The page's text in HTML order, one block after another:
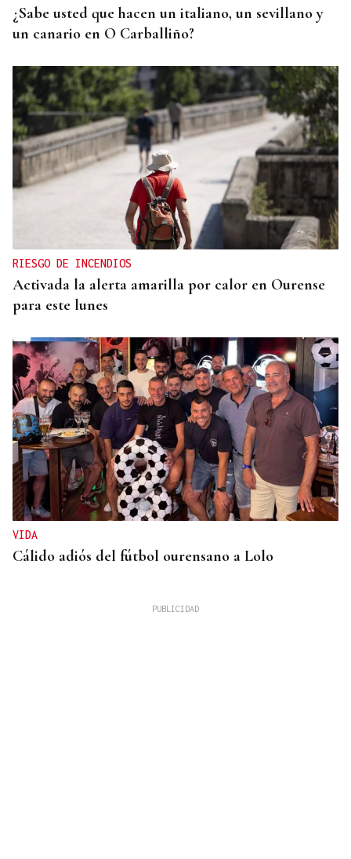
¿Sabe usted que hacen un italiano, un sevillano y
un canario en O Carballiño?
RIESGO DE INCENDIOS
Activada la alerta amarilla por calor en Ourense
para este lunes
VIDA
Cálido adiós del fútbol ourensano a Lolo